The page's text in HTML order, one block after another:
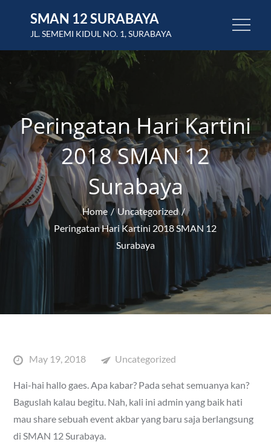
SMAN 12 SURABAYA
JL. SEMEMI KIDUL NO. 1, SURABAYA
Peringatan Hari Kartini
2018 SMAN 12
Surabaya
Home
Uncategorized
Peringatan Hari Kartini 2018 SMAN 12
Surabaya
PostedMay 19, 2018 Uncategorized
Hai-hai hallo gaes. Apa kabar? Pada sehat semuanya kan?
Baguslah kalau begitu. Nah, kali ini admin yang baik hati
mau share sebuah event akbar yang baru saja berlangsung
di SMAN 12 Surabaya.